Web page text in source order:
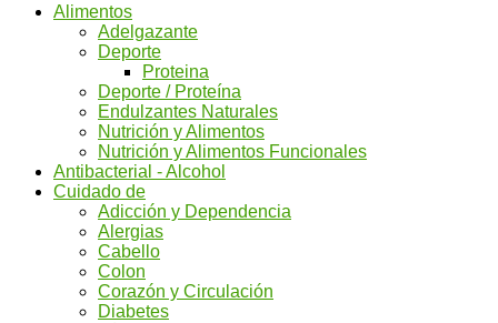
Alimentos
Adelgazante
Deporte
Proteina
Deporte / Proteína
Endulzantes Naturales
Nutrición y Alimentos
Nutrición y Alimentos Funcionales
Antibacterial - Alcohol
Cuidado de
Adicción y Dependencia
Alergias
Cabello
Colon
Corazón y Circulación
Diabetes